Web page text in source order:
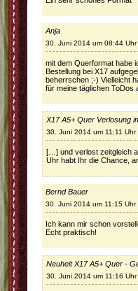
Anja
30. Juni 2014 um 08:44 Uhr
mit dem Querformat habe
Bestellung bei X17
beherrschen ;-) Vielleicht
für meine täglichen ToDos
X17 A5+ Quer Verlosung
30. Juni 2014 um 11:11 Uhr
[…] und verlost zeitgleich
Uhr habt Ihr die Chance,
Bernd Bauer
30. Juni 2014 um 11:15 Uhr
Ich kann mir schon
Echt praktisch!
Neuheit X17 A5+ Quer -
30. Juni 2014 um 11:16 Uhr